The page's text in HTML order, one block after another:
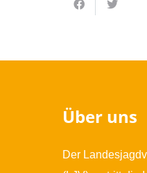
Über uns
Der